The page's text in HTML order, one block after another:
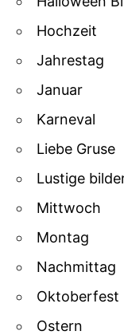
Hochzeit
Jahrestag
Januar
Karneval
Liebe Gruse
Lustige
Mittwoch
Montag
Nachmittag
Oktoberfest
Ostern